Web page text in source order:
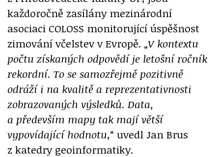
každoročně zasílány mezinárodní
asociaci COLOSS monitorující úspěšnost
zimování včelstev v Evropě. „V kontextu
počtu získaných odpovědí je letošní ročník
rekordní. To se samozřejmě pozitivně
odráží i na kvalitě a reprezentativnosti
zobrazovaných výsledků. Data,
a především mapy tak mají větší
vypovídající hodnotu,“ uvedl Jan Brus
z katedry geoinformatiky.